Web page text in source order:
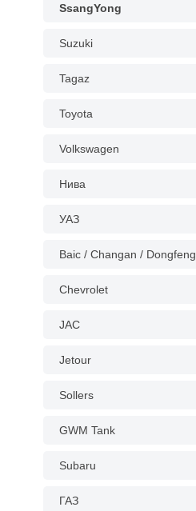
SsangYong
Suzuki
Tagaz
Toyota
Volkswagen
Нива
УАЗ
Baic / Changan / Dongfeng
Chevrolet
JAC
Jetour
Sollers
GWM Tank
Subaru
ГАЗ